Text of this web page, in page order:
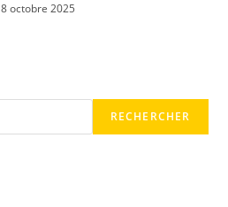
8 octobre 2025
RECHERCHER